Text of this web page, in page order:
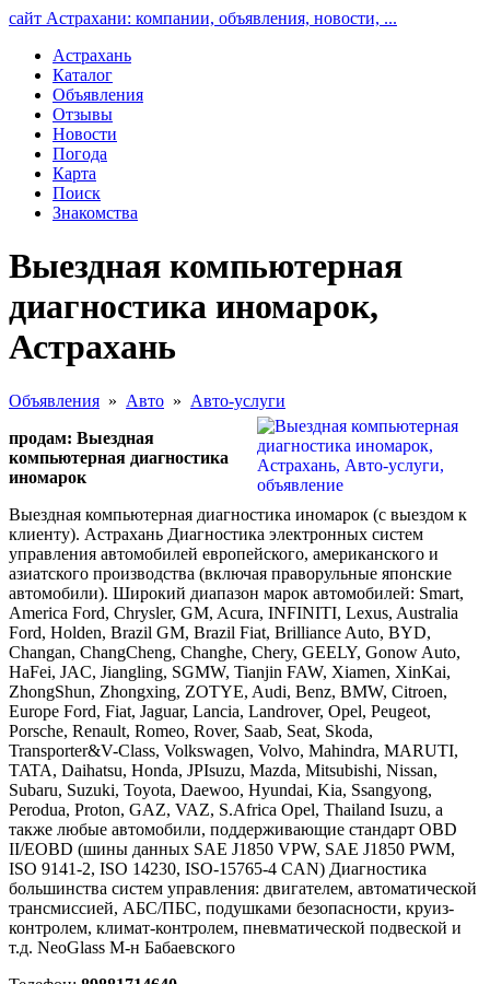
сайт Астрахани: компании, объявления, новости, ...
Астрахань
Каталог
Объявления
Отзывы
Новости
Погода
Карта
Поиск
Знакомства
Выездная компьютерная
диагностика иномарок,
Астрахань
Объявления » Авто » Авто-услуги
продам: Выездная
компьютерная диагностика
иномарок
Выездная компьютерная диагностика иномарок (с выездом к
клиенту). Астрахань Диагностика электронных систем
управления автомобилей европейского, американского и
азиатского производства (включая праворульные японские
автомобили). Широкий диапазон марок автомобилей: Smart,
America Ford, Chrysler, GM, Acura, INFINITI, Lexus, Australia
Ford, Holden, Brazil GM, Brazil Fiat, Brilliance Auto, BYD,
Changan, ChangCheng, Changhe, Chery, GEELY, Gonow Auto,
HaFei, JAC, Jiangling, SGMW, Tianjin FAW, Xiamen, XinKai,
ZhongShun, Zhongxing, ZOTYE, Audi, Benz, BMW, Citroen,
Europe Ford, Fiat, Jaguar, Lancia, Landrover, Opel, Peugeot,
Porsche, Renault, Romeo, Rover, Saab, Seat, Skoda,
Transporter&V-Class, Volkswagen, Volvo, Mahindra, MARUTI,
TATA, Daihatsu, Honda, JPIsuzu, Mazda, Mitsubishi, Nissan,
Subaru, Suzuki, Toyota, Daewoo, Hyundai, Kia, Ssangyong,
Perodua, Proton, GAZ, VAZ, S.Africa Opel, Thailand Isuzu, а
также любые автомобили, поддерживающие стандарт OBD
II/EOBD (шины данных SAE J1850 VPW, SAE J1850 PWM,
ISO 9141-2, ISO 14230, ISO-15765-4 CAN) Диагностика
большинства систем управления: двигателем, автоматической
трансмиссией, АБС/ПБС, подушками безопасности, круиз-
контролем, климат-контролем, пневматической подвеской и
т.д. NeoGlass М-н Бабаевского